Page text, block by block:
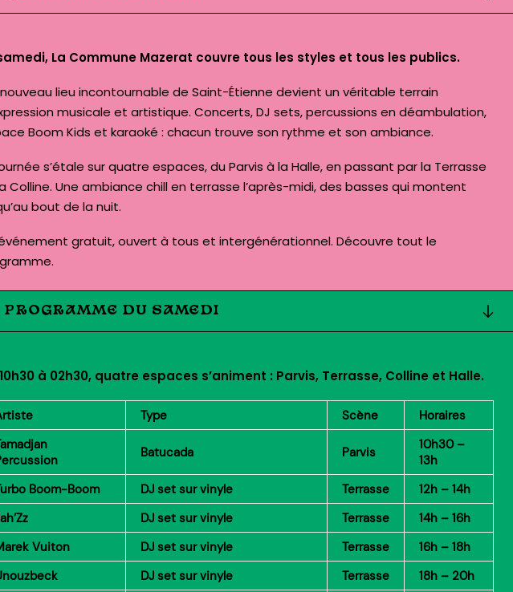
La Commune Mazerat couvre tous les styles et tous les publics.
lieu incontournable de Saint-Étienne devient un véritable terrain
musicale et artistique. Concerts, DJ sets, percussions en déambulation,
Boom Kids et karaoké : chacun trouve son rythme et son ambiance.
s’étale sur quatre espaces, du Parvis à la Halle, en passant par la Terrasse
Colline. Une ambiance chill en terrasse l’après-midi, des basses qui montent
bout de la nuit.
gratuit, ouvert à tous et intergénérationnel. Découvre tout le
.
PROGRAMME DU SAMEDI
à 02h30, quatre espaces s’animent : Parvis, Terrasse, Colline et Halle.
Type Scène
Horaires
Batucada Parvis
10h30 –
13h
Boom-Boom
DJ set sur vinyle Terrasse
12h – 14h
DJ set sur vinyle Terrasse
14h – 16h
Vuiton
DJ set sur vinyle Terrasse
16h – 18h
DJ set sur vinyle Terrasse 18h – 20h